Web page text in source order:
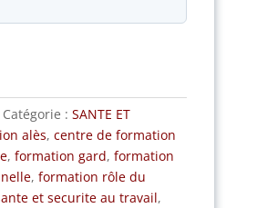
Catégorie : SANTE ET
alès, centre de formation
, formation gard, formation
, formation rôle du
et securite au travail,